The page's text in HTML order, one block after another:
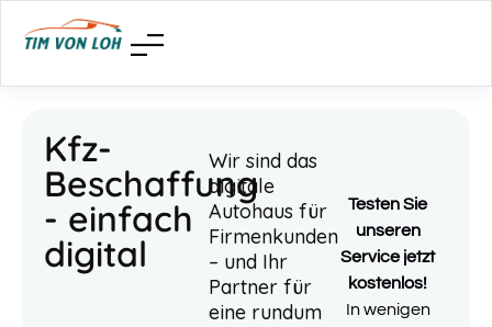
Kfz-
Beschaffung
- einfach
digital
Wir sind das
digitale
Autohaus für
Firmenkunden
– und Ihr
Partner für
eine rundum
Testen Sie
unseren
Service jetzt
kostenlos!
In wenigen